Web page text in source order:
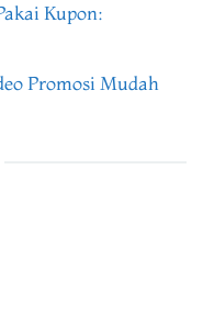
Kupon:
Promosi Mudah